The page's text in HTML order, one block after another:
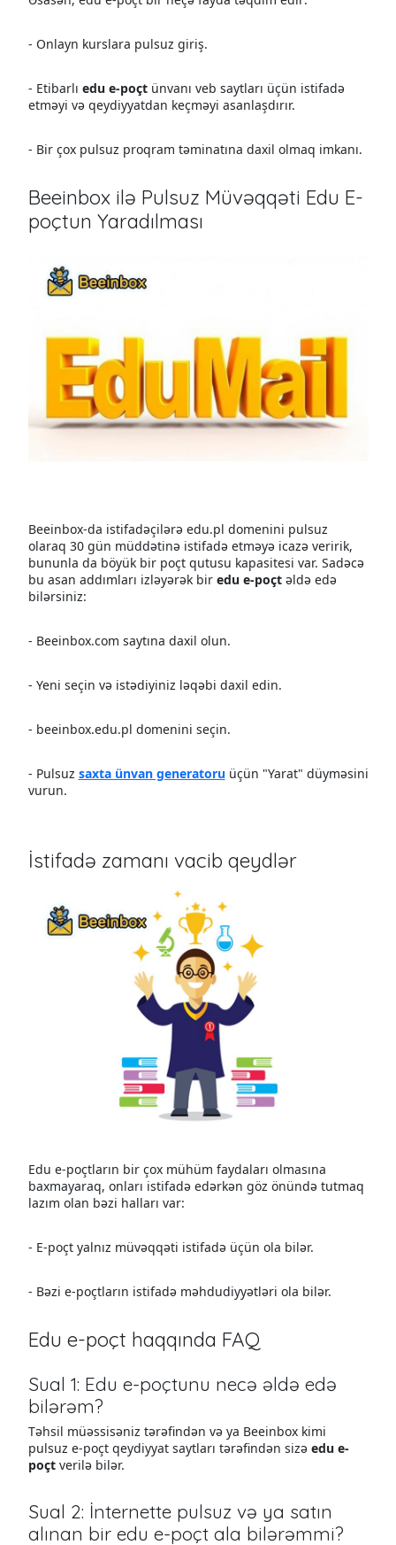
- Onlayn kurslara pulsuz giriş.
- Etibarlı edu e-poçtünvanı veb saytları üçün istifadə
etməyi və qeydiyyatdan keçməyi asanlaşdırır.
- Bir çox pulsuz proqram təminatına daxil olmaq imkanı.
Beeinbox ilə Pulsuz Müvəqqəti Edu E-
poçtun Yaradılması
Beeinbox-da istifadəçilərə edu.pl domenini pulsuz
olaraq 30 gün müddətinə istifadə etməyə icazə veririk,
bununla da böyük bir poçt qutusu kapasitesi var. Sadəcə
bu asan addımları izləyərək bir edu e-poçtəldə edə
bilərsiniz:
- Beeinbox.com saytına daxil olun.
- Yeni seçin və istədiyiniz ləqəbi daxil edin.
- beeinbox.edu.pl domenini seçin.
- Pulsuz saxta ünvan generatoruüçün "Yarat" düyməsini
vurun.
İstifadə zamanı vacib qeydlər
Edu e-poçtların bir çox mühüm faydaları olmasına
baxmayaraq, onları istifadə edərkən göz önündə tutmaq
lazım olan bəzi halları var:
- E-poçt yalnız müvəqqəti istifadə üçün ola bilər.
- Bəzi e-poçtların istifadə məhdudiyyətləri ola bilər.
Edu e-poçt haqqında FAQ
Sual 1: Edu e-poçtunu necə əldə edə
bilərəm?
Təhsil müəssisəniz tərəfindən və ya Beeinbox kimi
pulsuz e-poçt qeydiyyat saytları tərəfindən sizə edu e-
poçtverilə bilər.
Sual 2: İnternette pulsuz və ya satın
alınan bir edu e-poçt ala bilərəmmi?